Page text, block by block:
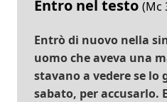
Entro nel testo (Mc
Entrò di nuovo nella
uomo che aveva una
stavano a vedere se
sabato, per accusarlo.